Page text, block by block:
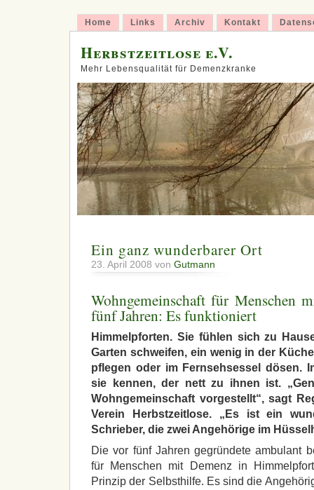
Home Links Archiv Kontakt
Herbstzeitlose e.V.
Mehr Lebensqualität für Demenzkranke
Ein ganz wunderbarer Ort
23. April 2008 von Gutmann
Wohngemeinschaft für Menschen
fünf Jahren: Es funktioniert
Himmelpforten. Sie fühlen sich zu
Garten schweifen, ein wenig in der
pflegen oder im Fernsehsessel dösen.
sie kennen, der nett zu ihnen ist.
Wohngemeinschaft vorgestellt“, sagt
Verein Herbstzeitlose. „Es ist ein
Schrieber, die zwei Angehörige im
Die vor fünf Jahren gegründete ambulant
für Menschen mit Demenz in
Prinzip der Selbsthilfe. Es sind die